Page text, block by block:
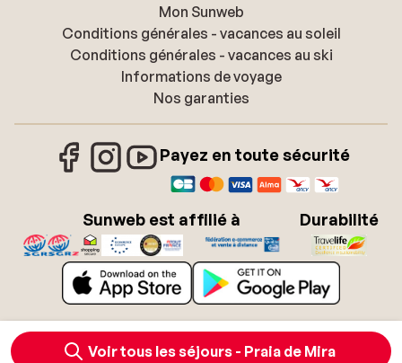
Voir tous les séjours - Praia de Mira
Mon Sunweb
Conditions générales - vacances au soleil
Conditions générales - vacances au ski
Informations de voyage
Nos garanties
Payez en toute sécurité
Sunweb est affilié à Durabilité
À propos de SunwebOffres d'emploi